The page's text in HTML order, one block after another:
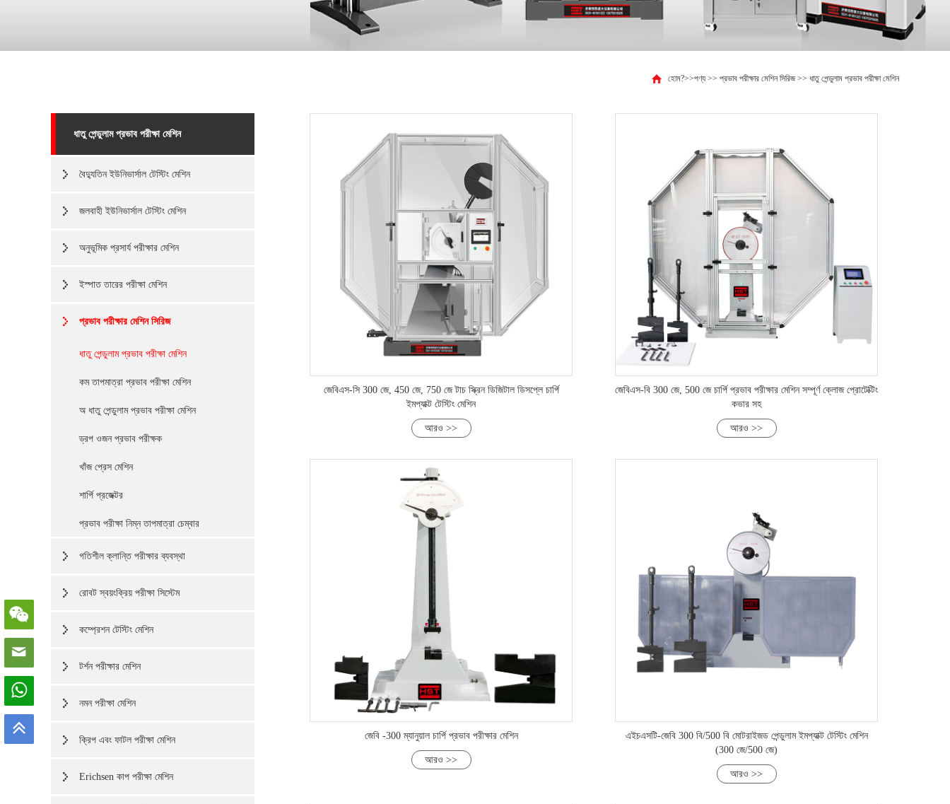
হোম?>>পণ্য>> প্রভাব পরীক্ষার মেশিন সিরিজ>> ধাতু পেন্ডুলাম প্রভাব পরীক্ষা মেশিন
ধাতু পেন্ডুলাম প্রভাব পরীক্ষা মেশিন
বৈদ্যুতিন ইউনিভার্সাল টেস্টিং মেশিন
জলবাহী ইউনিভার্সাল টেস্টিং মেশিন
অনুভূমিক প্রসার্য পরীক্ষার মেশিন
ইস্পাত তারের পরীক্ষা মেশিন
প্রভাব পরীক্ষার মেশিন সিরিজ
ধাতু পেন্ডুলাম প্রভাব পরীক্ষা মেশিন
কম তাপমাত্রা প্রভাব পরীক্ষা মেশিন
অ ধাতু পেন্ডুলাম প্রভাব পরীক্ষা মেশিন
ড্রপ ওজন প্রভাব পরীক্ষক
খাঁজ প্রেস মেশিন
শার্পি প্রজেক্টর
প্রভাব পরীক্ষা নিম্ন তাপমাত্রা চেম্বার
গতিশীল ক্লান্তি পরীক্ষার ব্যবস্থা
রোবট স্বয়ংক্রিয় পরীক্ষা সিস্টেম
কম্প্রেশন টেস্টিং মেশিন
টর্শন পরীক্ষার মেশিন
নমন পরীক্ষা মেশিন
ক্রিপ এবং ফাটল পরীক্ষা মেশিন
Erichsen কাপ পরীক্ষা মেশিন
জেবিএস-সি 300 জে, 450 জে, 750 জে টাচ স্ক্রিন ডিজিটাল ডিসপ্লে চার্পি
ইমপ্যাক্ট টেস্টিং মেশিন
আরও >>
জেবিএস-বি 300 জে, 500 জে চার্পি প্রভাব পরীক্ষার মেশিন সম্পূর্ণ ক্লোজ প্রোটেক্টিং
কভার সহ
আরও >>
জেবি -300 ম্যানুয়াল চার্পি প্রভাব পরীক্ষার মেশিন
আরও >>
এইচএসটি-জেবি 300 বি/500 বি মোটরাইজড পেন্ডুলাম ইমপ্যাক্ট টেস্টিং মেশিন
(300 জে/500 জে)
আরও >>